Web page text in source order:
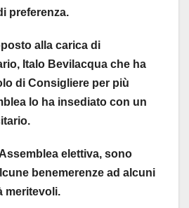
preferenza.
alla carica di
Italo Bevilacqua che ha
di Consigliere per più
lo ha insediato con un
elettiva, sono
benemerenze ad alcuni
meritevoli.